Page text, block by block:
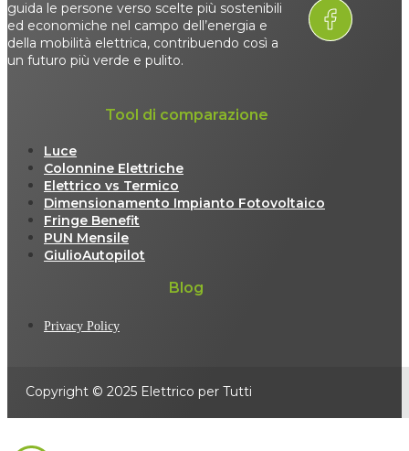
guida le persone verso scelte più sostenibili
ed economiche nel campo dell’energia e
della mobilità elettrica, contribuendo così a
un futuro più verde e pulito.
Tool di comparazione
Luce
Colonnine Elettriche
Elettrico vs Termico
Dimensionamento Impianto Fotovoltaico
Fringe Benefit
PUN Mensile
GiulioAutopilot
Blog
Privacy Policy
Copyright © 2025 Elettrico per Tutti